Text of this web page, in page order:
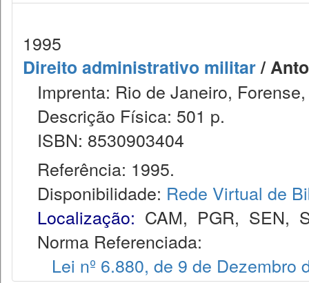
1995
Direito administrativo militar/
Imprenta: Rio de Janeiro,
Descrição Física: 501 p.
ISBN: 8530903404
Referência: 1995.
Disponibilidade: Rede Virtual de
Localização: CAM, PGR, SEN,
Norma Referenciada:
Lei nº 6.880, de 9 de Dezembro